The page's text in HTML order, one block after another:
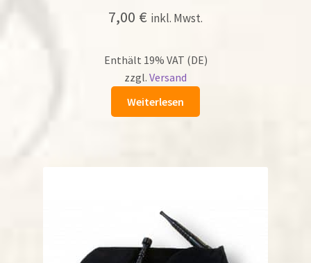
7,00 € inkl. Mwst.
Enthält 19% VAT (DE)
zzgl. Versand
Weiterlesen